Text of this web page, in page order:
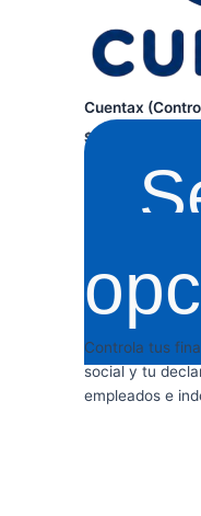
Cuentax
$
de
producto
Controla tus
social y tu
empleados e